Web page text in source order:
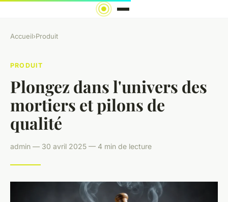
Accueil›Produit
PRODUIT
Plongez dans l'univers des
mortiers et pilons de
qualité
admin — 30 avril 2025 — 4 min de lecture